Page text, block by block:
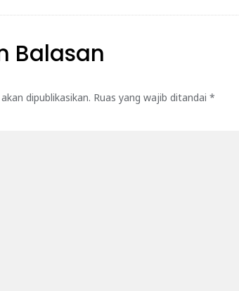
Balasan
dipublikasikan. Ruas yang wajib ditandai *